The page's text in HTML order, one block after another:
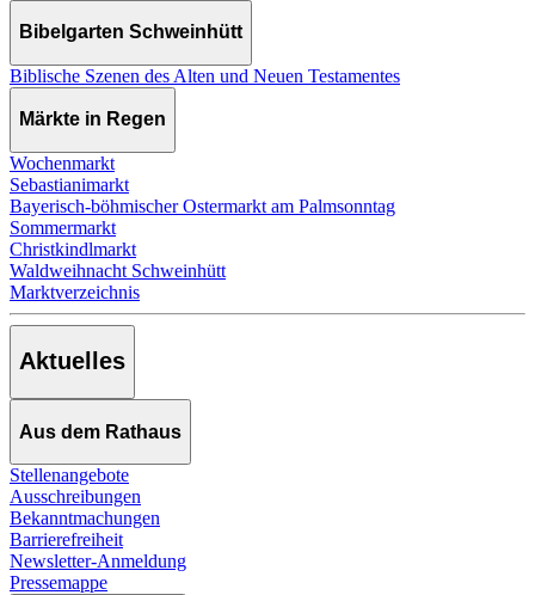
Bibelgarten Schweinhütt
Biblische Szenen des Alten und Neuen Testamentes
Märkte in Regen
Wochenmarkt
Sebastianimarkt
Bayerisch-böhmischer Ostermarkt am Palmsonntag
Sommermarkt
Christkindlmarkt
Waldweihnacht Schweinhütt
Marktverzeichnis
Aktuelles
Aus dem Rathaus
Stellenangebote
Ausschreibungen
Bekanntmachungen
Barrierefreiheit
Newsletter-Anmeldung
Pressemappe